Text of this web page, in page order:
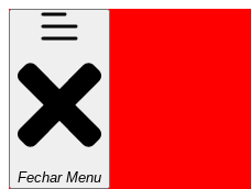
Fechar Menu